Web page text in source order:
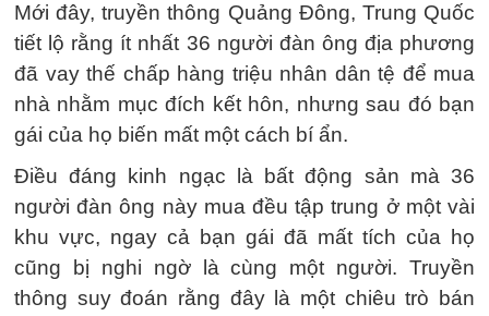
Mới đây, truyền thông Quảng Đông, Trung Quốc
tiết lộ rằng ít nhất 36 người đàn ông địa phương
đã vay thế chấp hàng triệu nhân dân tệ để mua
nhà nhằm mục đích kết hôn, nhưng sau đó bạn
gái của họ biến mất một cách bí ẩn.
Điều đáng kinh ngạc là bất động sản mà 36
người đàn ông này mua đều tập trung ở một vài
khu vực, ngay cả bạn gái đã mất tích của họ
cũng bị nghi ngờ là cùng một người. Truyền
thông suy đoán rằng đây là một chiêu trò bán